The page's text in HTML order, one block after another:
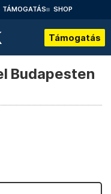
TÁMOGATÁS SHOP
Támogatás
Budapesten